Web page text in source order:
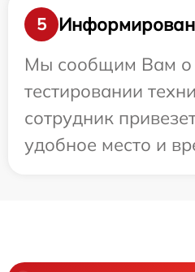
5
Мы сообщим Вам о
тестировании
сотрудник
удобное место и